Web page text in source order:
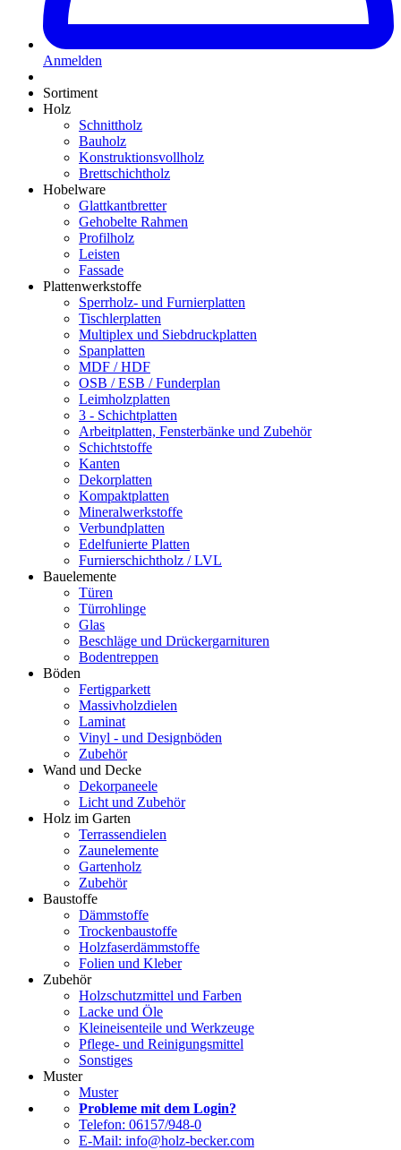
Anmelden
Sortiment
Holz
Schnittholz
Bauholz
Konstruktionsvollholz
Brettschichtholz
Hobelware
Glattkantbretter
Gehobelte Rahmen
Profilholz
Leisten
Fassade
Plattenwerkstoffe
Sperrholz- und Furnierplatten
Tischlerplatten
Multiplex und Siebdruckplatten
Spanplatten
MDF / HDF
OSB / ESB / Funderplan
Leimholzplatten
3 - Schichtplatten
Arbeitplatten, Fensterbänke und Zubehör
Schichtstoffe
Kanten
Dekorplatten
Kompaktplatten
Mineralwerkstoffe
Verbundplatten
Edelfunierte Platten
Furnierschichtholz / LVL
Bauelemente
Türen
Türrohlinge
Glas
Beschläge und Drückergarnituren
Bodentreppen
Böden
Fertigparkett
Massivholzdielen
Laminat
Vinyl - und Designböden
Zubehör
Wand und Decke
Dekorpaneele
Licht und Zubehör
Holz im Garten
Terrassendielen
Zaunelemente
Gartenholz
Zubehör
Baustoffe
Dämmstoffe
Trockenbaustoffe
Holzfaserdämmstoffe
Folien und Kleber
Zubehör
Holzschutzmittel und Farben
Lacke und Öle
Kleineisenteile und Werkzeuge
Pflege- und Reinigungsmittel
Sonstiges
Muster
Muster
Probleme mit dem Login?
Telefon: 06157/948-0
E-Mail: info@holz-becker.com